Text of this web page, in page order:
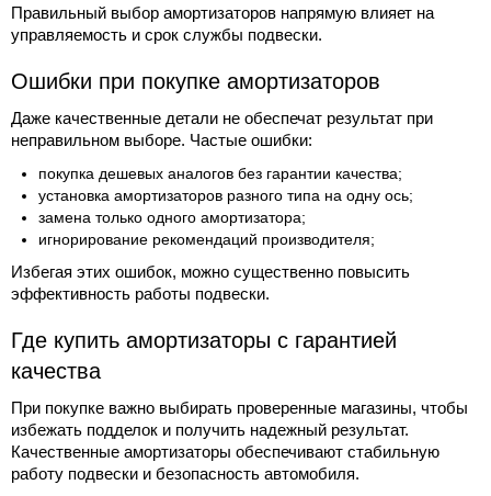
Правильный выбор амортизаторов напрямую влияет на
управляемость и срок службы подвески.
Ошибки при покупке амортизаторов
Даже качественные детали не обеспечат результат при
неправильном выборе. Частые ошибки:
покупка дешевых аналогов без гарантии качества;
установка амортизаторов разного типа на одну ось;
замена только одного амортизатора;
игнорирование рекомендаций производителя;
Избегая этих ошибок, можно существенно повысить
эффективность работы подвески.
Где купить амортизаторы с гарантией
качества
При покупке важно выбирать проверенные магазины, чтобы
избежать подделок и получить надежный результат.
Качественные амортизаторы обеспечивают стабильную
работу подвески и безопасность автомобиля.